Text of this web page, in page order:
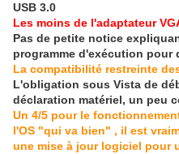
USB 3.0
Les moins de l'adaptateur
Pas de petite notice
programme d'exécution pour
La compatibilité restreinte
L'obligation sous Vista de
déclaration matériel, un peu
Un 4/5 pour le
l'OS "qui va bien" , il est
une mise à jour logiciel pour